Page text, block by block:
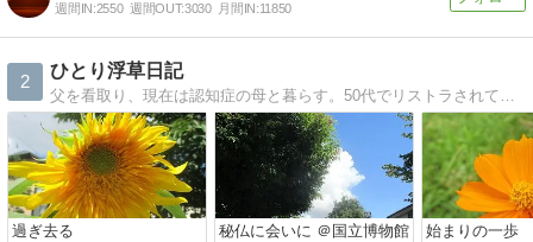
週間IN:2550 週間OUT:3030 月間IN:11850
2
ひとり浮草日記
父を看取り、現在は認知症の母と暮らす。50代でリストラされて、漸く、年金受給者になった。生涯独身者で子供も孫も無し。さてこれからどうなることやら・・・
過ぎ去る 秘仏に会いに ＠国立博物館 始まりの一歩